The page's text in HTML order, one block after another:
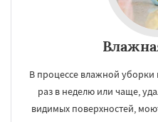
В процессе влажной уборки
раз в неделю или чаще,
видимых поверхностей,